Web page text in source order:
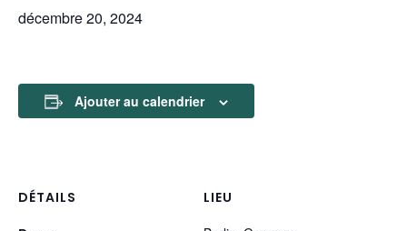
décembre 20, 2024
Ajouter au calendrier
DÉTAILS
LIEU